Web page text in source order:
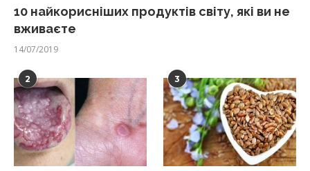
10 найкорисніших продуктів світу, які ви не
вживаєте
14/07/2019
2 3